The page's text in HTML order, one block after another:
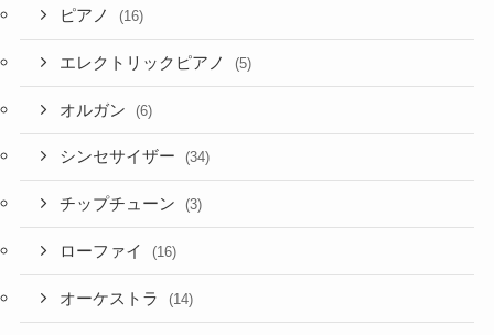
ピアノ (16)
エレクトリックピアノ (5)
オルガン (6)
シンセサイザー (34)
チップチューン (3)
ローファイ (16)
オーケストラ (14)